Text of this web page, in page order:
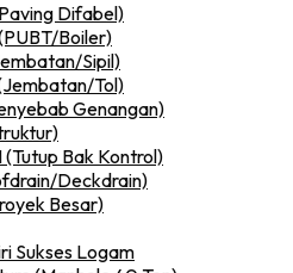
Difabel)
Boiler)
Sipil)
Tol)
Genangan)
(Tutup Bak Kontrol)
Deckdrain)
Besar)
Sukses Logam